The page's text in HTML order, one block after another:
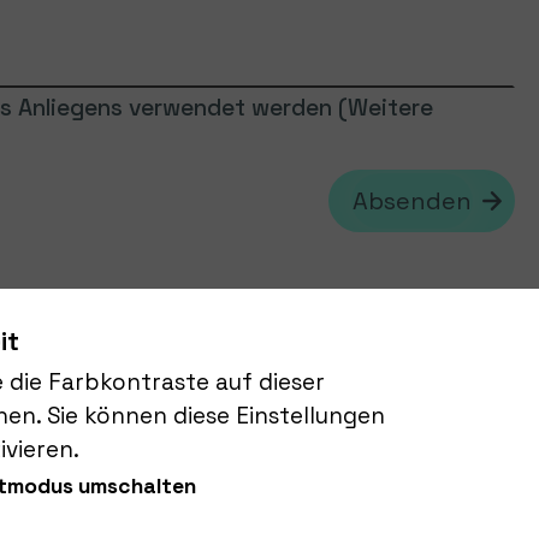
die Farbkontraste auf dieser
Sie können diese Einstellungen
umschalten
Anliegens verwendet werden (Weitere
Absenden
Intelligenter Bürgerservice mittels KI.